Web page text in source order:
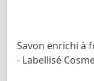
Savon enrichi à
- Labellisé